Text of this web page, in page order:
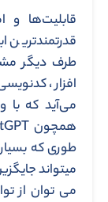
طرف دیگر
افزار ،
می‌آید که با
طوری که
میتواند